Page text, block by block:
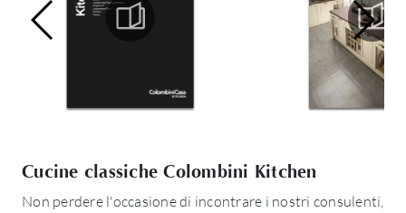
Cucine classiche Colombini Kitchen
Non perdere l'occasione di incontrare i nostri consulenti,